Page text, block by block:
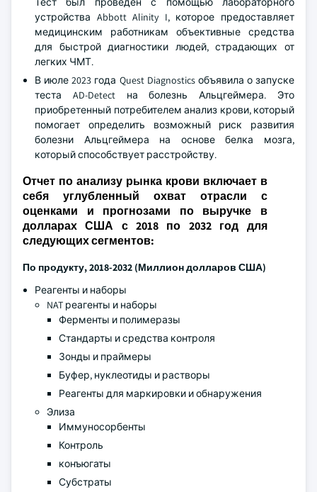
устройства Abbott Alinity I, которое предоставляет
медицинским работникам объективные средства
для быстрой диагностики людей, страдающих от
легких ЧМТ.
В июле 2023 года Quest Diagnostics объявила о запуске
теста AD-Detect на болезнь Альцгеймера. Это
приобретенный потребителем анализ крови, который
помогает определить возможный риск развития
болезни Альцгеймера на основе белка мозга,
который способствует расстройству.
Отчет по анализу рынка крови включает в
себя углубленный охват отрасли с
оценками и прогнозами по выручке в
долларах США с 2018 по 2032 год для
следующих сегментов:
По продукту, 2018-2032 (Миллион долларов США)
Реагенты и наборы
NAT реагенты и наборы
Ферменты и полимеразы
Стандарты и средства контроля
Зонды и праймеры
Буфер, нуклеотиды и растворы
Реагенты для маркировки и обнаружения
Элиза
Иммуносорбенты
Контроль
конъюгаты
Субстраты